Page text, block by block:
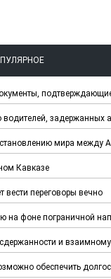
водителей,
мира между
Кавказе
вести переговоры вечно
на фоне пограничной
и
обеспечить